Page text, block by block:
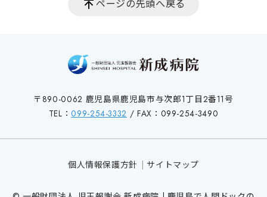
ページの先頭へ戻る
〒890-0062 鹿児島県鹿児島市与次郎1丁目2番11号
TEL： 099-254-3332 / FAX：099-254-3490
個人情報保護方針 サイトマップ